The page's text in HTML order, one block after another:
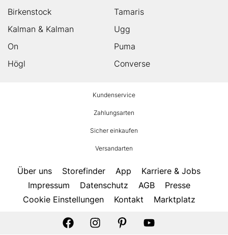
Birkenstock
Tamaris
Kalman & Kalman
Ugg
On
Puma
Högl
Converse
Kundenservice
Zahlungsarten
Sicher einkaufen
Versandarten
Über uns Storefinder App
Karriere & Jobs
Impressum
Datenschutz AGB
Presse
Cookie Einstellungen
Kontakt Marktplatz